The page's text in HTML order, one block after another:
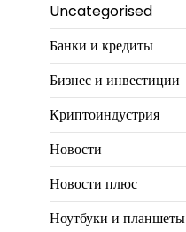
Uncategorised
Банки и кредиты
Бизнес и инвестиции
Криптоиндустрия
Новости
Новости плюс
Ноутбуки и планшеты